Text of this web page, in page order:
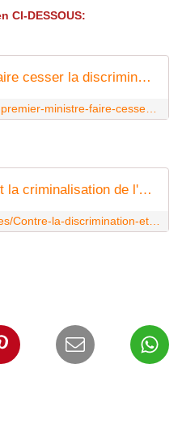
CI-DESSOUS:
M Le Premier Ministre: Faire cesser la discrimination et la criminalisation de l'activité syndicale.
Contre la discrimination et la criminalisation de l'activité syndicale